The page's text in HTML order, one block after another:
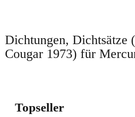
Dichtungen, Dichtsätze
Cougar 1973) für
Topseller